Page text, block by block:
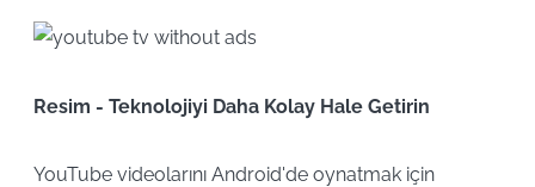
Resim - Teknolojiyi Daha Kolay Hale Getirin
YouTube videolarını Android'de oynatmak için